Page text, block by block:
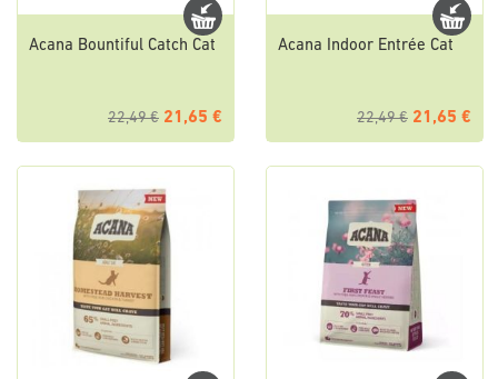
Acana Bountiful Catch Cat
22,49 € 21,65 €
Acana Indoor Entrée Cat
22,49 € 21,65 €